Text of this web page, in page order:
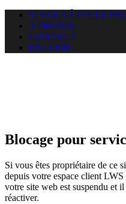
SI VOUS ÊTES LE
A PROPOS
CONTACT
ENGLISH
Blocage pour
Si vous êtes propriétaire de ce
depuis votre espace client
votre site web est suspendu et
réactiver.